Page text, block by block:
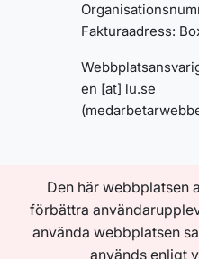
Den här webbplatsen
förbättra
använda webbplatsen
används enligt
Fakturaadress:
en [at] lu.se
Om den här
Behandling av